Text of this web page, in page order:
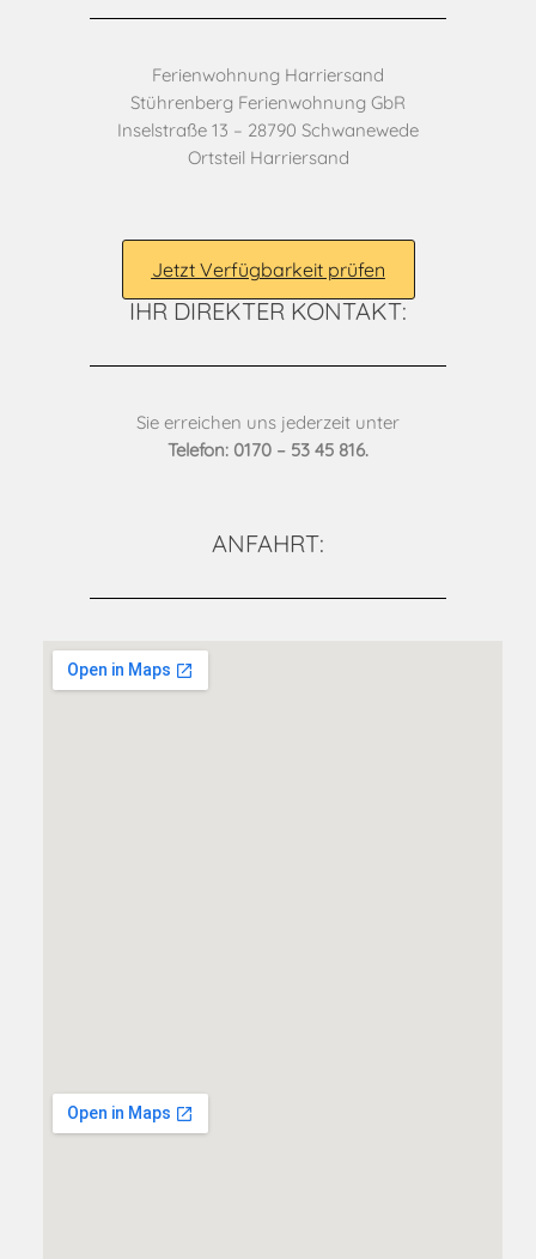
Ferienwohnung Harriersand
Stührenberg Ferienwohnung GbR
Inselstraße 13 – 28790 Schwanewede
Ortsteil Harriersand
Jetzt Verfügbarkeit prüfen
IHR DIREKTER KONTAKT:
Sie erreichen uns jederzeit unter
Telefon: 0170 – 53 45 816.
ANFAHRT: